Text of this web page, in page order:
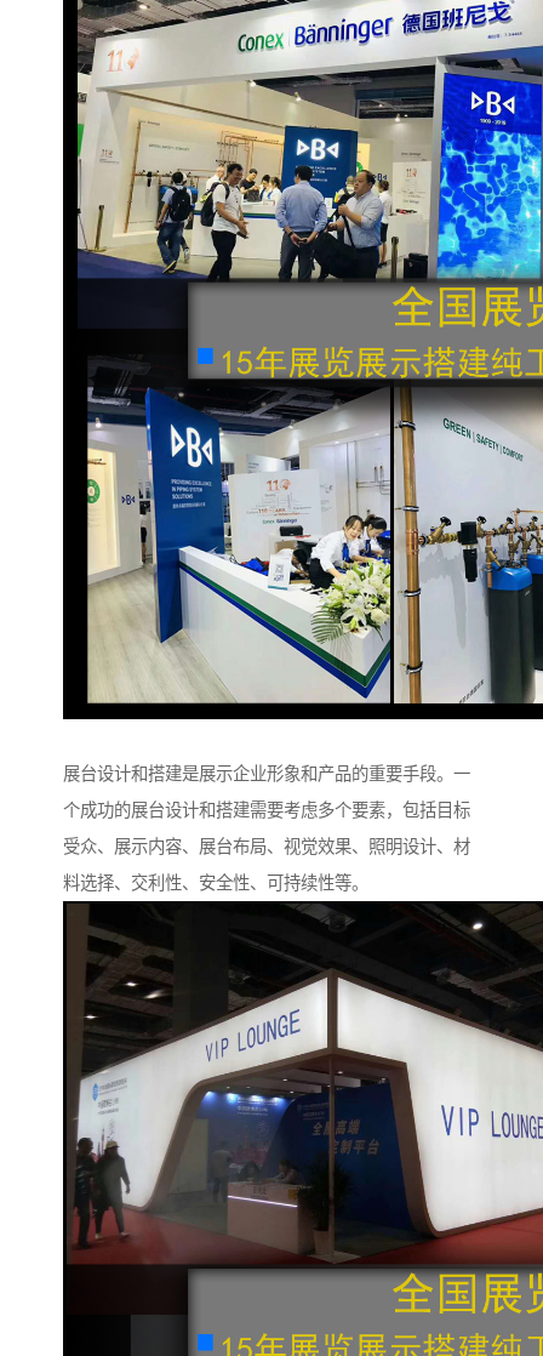
展台设计和搭建是展示企业形象和产品的重要手段。一
个成功的展台设计和搭建需要考虑多个要素，包括目标
受众、展示内容、展台布局、视觉效果、照明设计、材
料选择、交利性、安全性、可持续性等。